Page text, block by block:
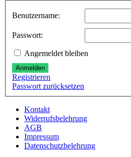
Benutzername:
Passwort:
Angemeldet bleiben
Anmelden
Registrieren
Passwort zurücksetzen
Kontakt
Widerrufsbelehrung
AGB
Impressum
Datenschutzbelehrung